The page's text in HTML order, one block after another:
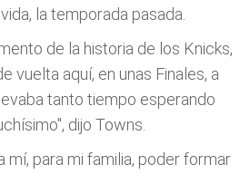
la temporada pasada.
de la historia de los Knicks,
vuelta aquí, en unas Finales, a
tanto tiempo esperando
dijo Towns.
mí, para mi familia, poder formar